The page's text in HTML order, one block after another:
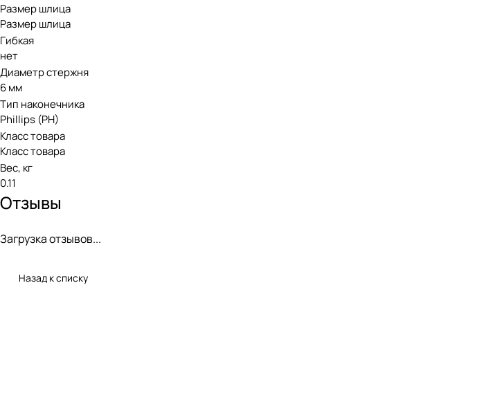
Размер шлица
Размер шлица
Гибкая
нет
Диаметр стержня
6 мм
Тип наконечника
Phillips (PH)
Класс товара
Класс товара
Вес, кг
0.11
Отзывы
Загрузка отзывов...
Назад к списку